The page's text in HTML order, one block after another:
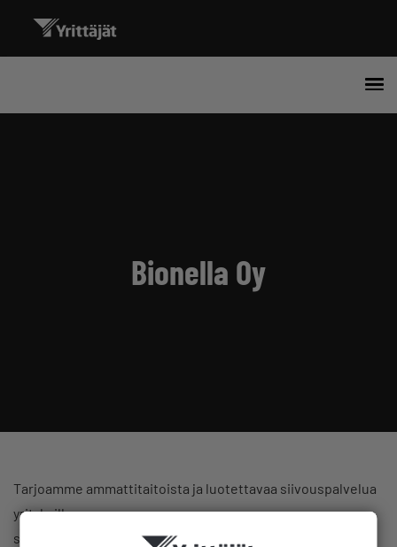
Bionella Oy
Tarjoamme ammattitaitoista ja luotettavaa siivouspalvelua
yrityksille
sekä yksityisille talouksille. Tuotamme myös hoiva- ja